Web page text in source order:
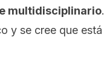
multidisciplinario.
y se cree que está